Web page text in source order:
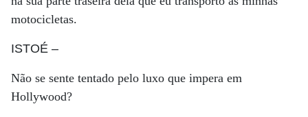
motocicletas.
ISTOÉ –
Não se sente tentado pelo luxo que impera em
Hollywood?